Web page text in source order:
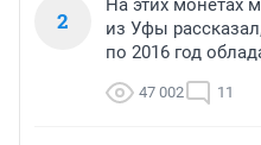
2
из Уфы
по 2016 год
47 002 11